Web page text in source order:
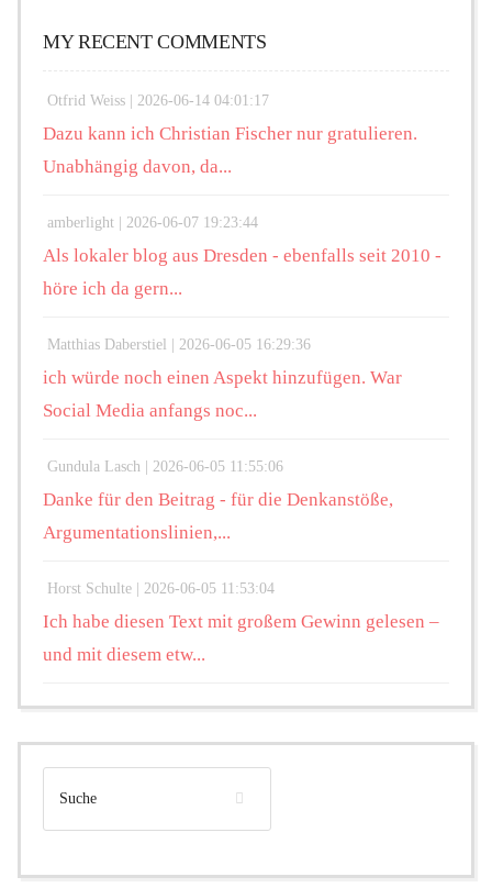
MY RECENT COMMENTS
Otfrid Weiss | 2026-06-14 04:01:17
Dazu kann ich Christian Fischer nur gratulieren.
Unabhängig davon, da...
amberlight | 2026-06-07 19:23:44
Als lokaler blog aus Dresden - ebenfalls seit 2010 -
höre ich da gern...
Matthias Daberstiel | 2026-06-05 16:29:36
ich würde noch einen Aspekt hinzufügen. War
Social Media anfangs noc...
Gundula Lasch | 2026-06-05 11:55:06
Danke für den Beitrag - für die Denkanstöße,
Argumentationslinien,...
Horst Schulte | 2026-06-05 11:53:04
Ich habe diesen Text mit großem Gewinn gelesen –
und mit diesem etw...